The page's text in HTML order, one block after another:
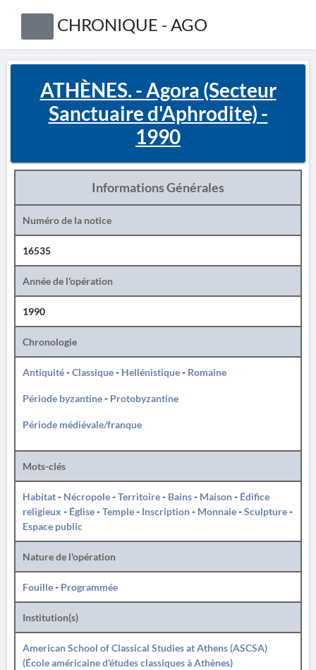
CHRONIQUE - AGO
ATHÈNES. - Agora (Secteur
Sanctuaire d'Aphrodite) -
1990
Informations Générales
Numéro de la notice
16535
Année de l'opération
1990
Chronologie
Antiquité-Classique- Hellénistique- Romaine
Période byzantine- Protobyzantine
Période médiévale/franque
Mots-clés
Habitat- Nécropole-Territoire- Bains- Maison- Édifice
religieux - Église-Temple- Inscription- Monnaie-Sculpture-
Espace public
Nature de l'opération
Fouille- Programmée
Institution(s)
American School of Classical Studies at Athens (ASCSA)
(École américaine d'études classiques à Athènes)